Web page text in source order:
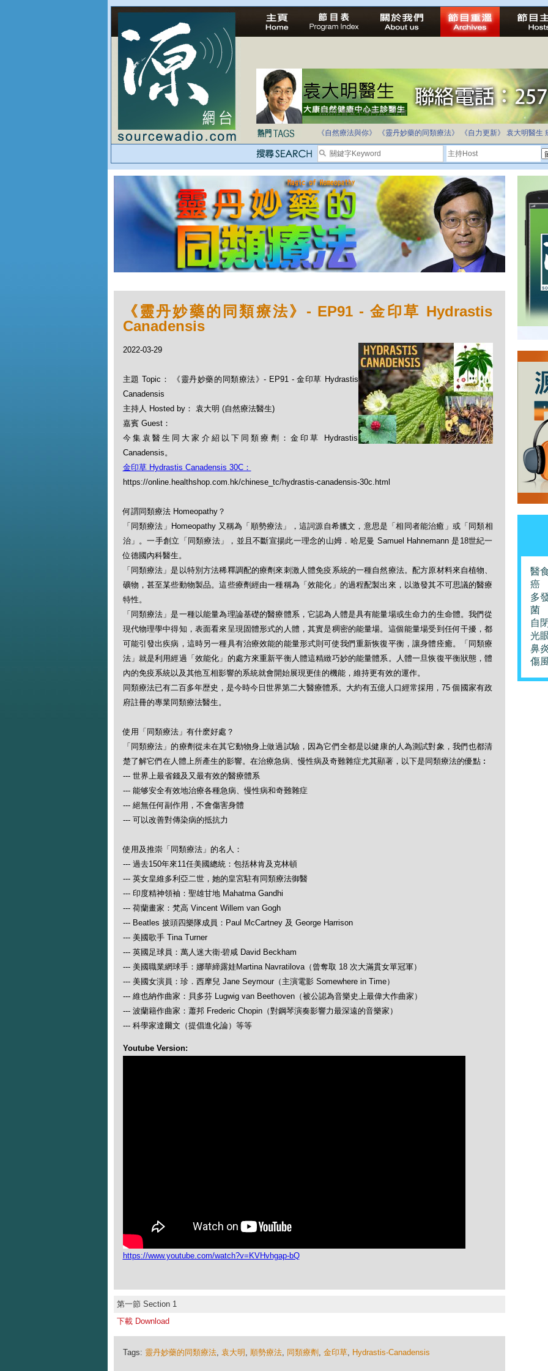
法治社會並不等同公正社會
自家教育合法化-推動多元化教育，全民學卷制
《自然療法與你》
《靈丹妙藥的同類療法》 《自力更新》 袁大明醫生
《靈丹妙藥的同類療法》- EP91 - 金印草 Hydrastis
Canadensis
2022-03-29
主題 Topic： 《靈丹妙藥的同類療法》- EP91 - 金印草 Hydrastis
Canadensis
主持人 Hosted by： 袁大明 (自然療法醫生)
嘉賓 Guest：
今集袁醫生同大家介紹以下同類療劑：金印草 Hydrastis
Canadensis。
金印草 Hydrastis Canadensis 30C：
https://online.healthshop.com.hk/chinese_tc/hydrastis-canadensis-30c.html
何謂同類療法 Homeopathy？
「同類療法」Homeopathy 又稱為「順勢療法」，這詞源自希臘文，意思是「相同者能治癒」或「同類相
治」。一手創立「同類療法」，並且不斷宣揚此一理念的山姆．哈尼曼 Samuel Hahnemann 是18世紀一
位德國內科醫生。
「同類療法」是以特別方法稀釋調配的療劑來刺激人體免疫系統的一種自然療法。配方原材料來自植物、
礦物，甚至某些動物製品。這些療劑經由一種稱為「效能化」的過程配製出來，以激發其不可思議的醫療
特性。
「同類療法」是一種以能量為理論基礎的醫療體系，它認為人體是具有能量場或生命力的生命體。我們從
現代物理學中得知，表面看來呈現固體形式的人體，其實是稠密的能量場。這個能量場受到任何干擾，都
可能引發出疾病，這時另一種具有治療效能的能量形式則可使我們重新恢復平衡，讓身體痊癒。「同類療
法」就是利用經過「效能化」的處方來重新平衡人體這精緻巧妙的能量體系。人體一旦恢復平衡狀態，體
內的免疫系統以及其他互相影響的系統就會開始展現更佳的機能，維持更有效的運作。
同類療法已有二百多年歴史，是今時今日世界第二大醫療體系。大約有五億人口經常採用，75 個國家有政
府註冊的專業同類療法醫生。
使用「同類療法」有什麽好處？
「同類療法」的療劑從未在其它動物身上做過試驗，因為它們全都是以健康的人為測試對象，我們也都清
楚了解它們在人體上所產生的影響。在治療急病、慢性病及奇難雜症尤其顯著，以下是同類療法的優點︰
--- 世界上最省錢及又最有效的醫療體系
--- 能够安全有效地治療各種急病、慢性病和奇難雜症
--- 絕無任何副作用，不會傷害身體
--- 可以改善對傳染病的抵抗力
使用及推崇「同類療法」的名人：
--- 過去150年來11任美國總統：包括林肯及克林頓
--- 英女皇維多利亞二世，她的皇宮駐有同類療法御醫
--- 印度精神領袖：聖雄甘地 Mahatma Gandhi
--- 荷蘭畫家：梵高 Vincent Willem van Gogh
--- Beatles 披頭四樂隊成員：Paul McCartney 及 George Harrison
--- 美國歌手 Tina Turner
--- 英國足球員：萬人迷大衛‧碧咸 David Beckham
--- 美國職業網球手：娜華締露娃Martina Navratilova（曾奪取 18 次大滿貫女單冠軍）
--- 美國女演員：珍．西摩兒 Jane Seymour（主演電影 Somewhere in Time）
--- 維也納作曲家：貝多芬 Lugwig van Beethoven（被公認為音樂史上最偉大作曲家）
--- 波蘭籍作曲家：蕭邦 Frederic Chopin（對鋼琴演奏影響力最深遠的音樂家）
--- 科學家達爾文（提倡進化論）等等
Youtube Version:
https://www.youtube.com/watch?v=KVHvhgap-bQ
第一節 Section 1
下載 Download
Tags: 靈丹妙藥的同類療法, 袁大明 , 順勢療法, 同類療劑 , 金印草, Hydrastis-Canadensis
醫
癌
多
菌
自
光
鼻
傷